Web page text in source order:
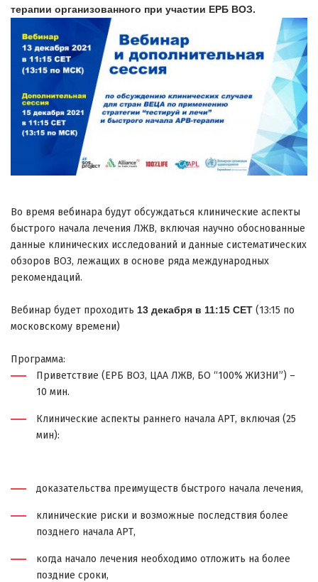
терапии организованного при участии ЕРБ ВОЗ.
Во время вебинара будут обсуждаться клинические аспекты
быстрого начала лечения ЛЖВ, включая научно обоснованные
данные клинических исследований и данные систематических
обзоров ВОЗ, лежащих в основе ряда международных
рекомендаций.
Вебинар будет проходить 13 декабря в 11:15 CET (13:15 по
московскому времени)
Программа:
Приветствие (ЕРБ ВОЗ, ЦАА ЛЖВ, БО “100% ЖИЗНИ”) –
10 мин.
Клинические аспекты раннего начала АРТ, включая (25
мин):
доказательства преимуществ быстрого начала лечения,
клинические риски и возможные последствия более
позднего начала АРТ,
когда начало лечения необходимо отложить на более
поздние сроки,